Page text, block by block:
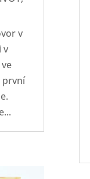
v
v
první